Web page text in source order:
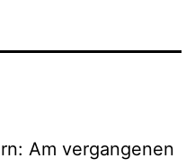
Am vergangenen